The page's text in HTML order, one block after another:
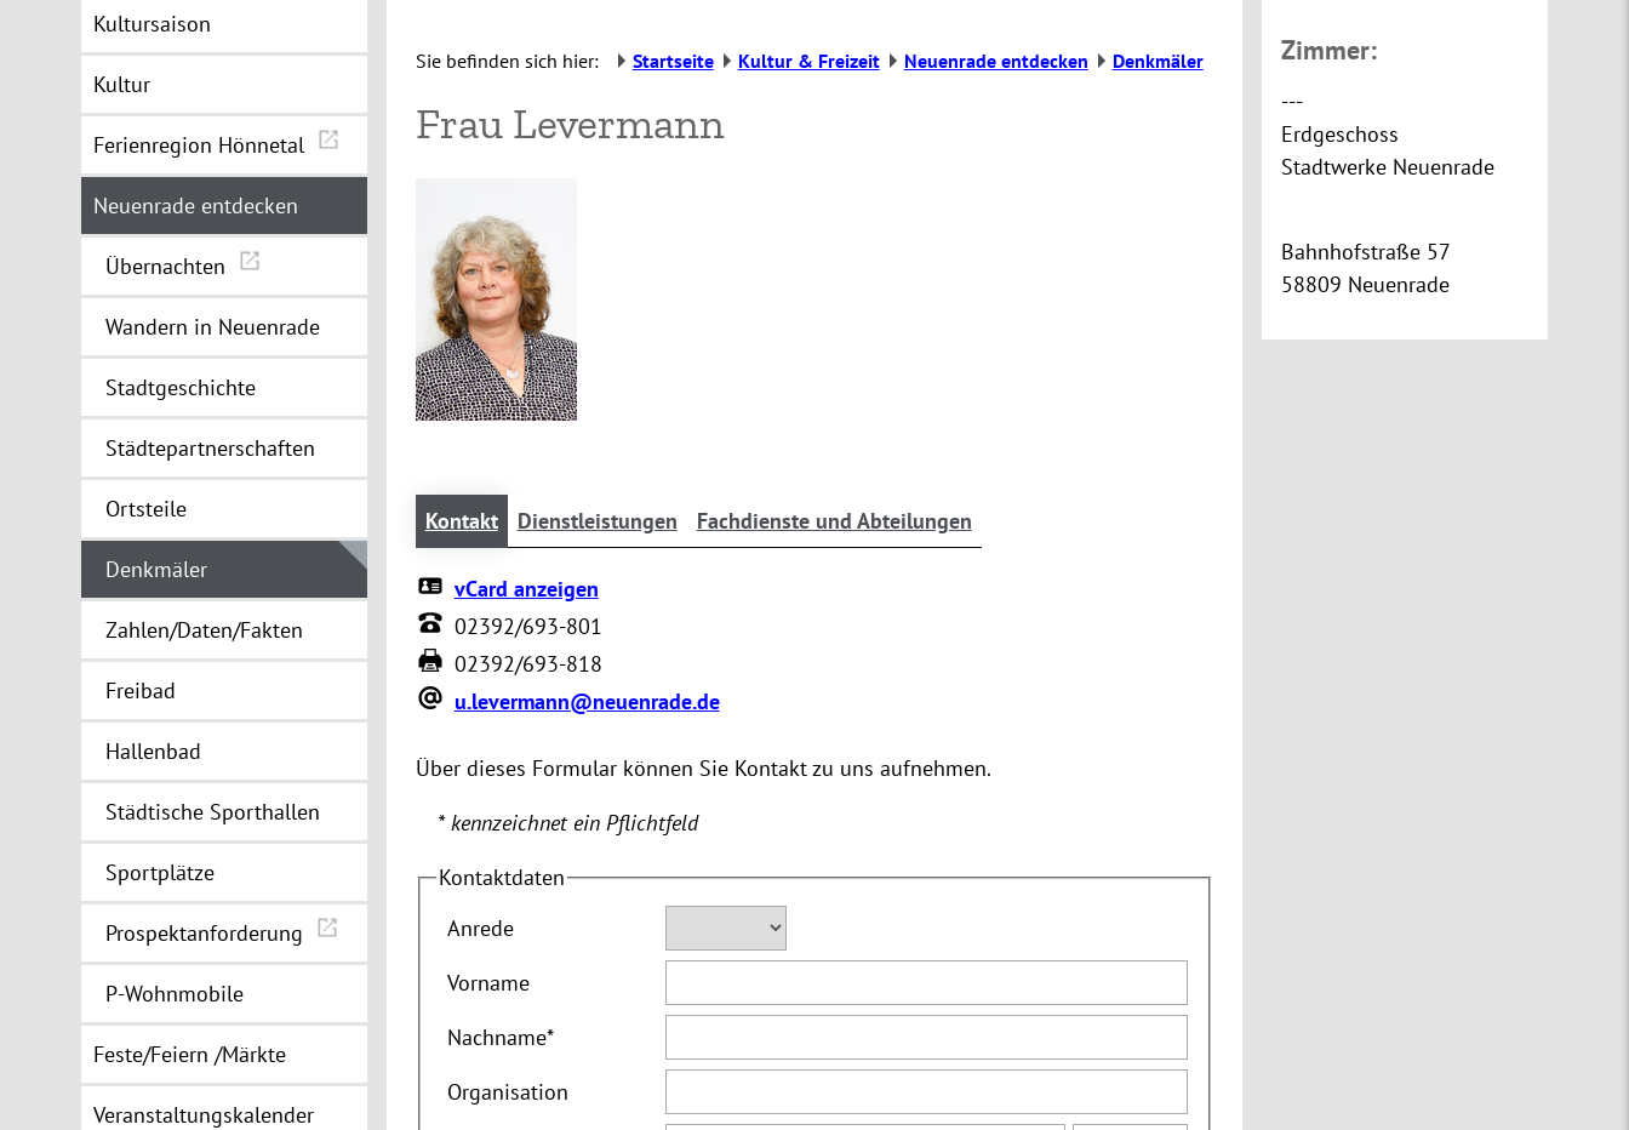
Kultursaison
Kultur
Ferienregion Hönnetal
Neuenrade entdecken
Übernachten
Wandern in Neuenrade
Stadtgeschichte
Städtepartnerschaften
Ortsteile
Denkmäler
Zahlen/Daten/Fakten
Freibad
Hallenbad
Städtische Sporthallen
Sportplätze
Prospektanforderung
P-Wohnmobile
Feste/Feiern /Märkte
Veranstaltungskalender
Sie befinden sich hier: Startseite Kultur & Freizeit Neuenrade entdecken Denkmäler
Frau Levermann
Kontakt Dienstleistungen Fachdienste und Abteilungen
vCard anzeigen
02392/693-801
02392/693-818
u.levermann@neuenrade.de
Über dieses Formular können Sie Kontakt zu uns aufnehmen.
* kennzeichnet ein Pflichtfeld
Kontaktdaten
Anrede
Vorname
Nachname*
Organisation
Zimmer:
---
Erdgeschoss
Stadtwerke Neuenrade
Bahnhofstraße 57
58809 Neuenrade